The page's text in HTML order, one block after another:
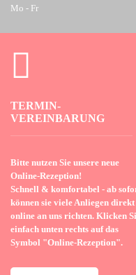
Mo - Fr
TERMIN­
VEREINBARUNG
Bitte nutzen Sie unsere neue
Online-Rezeption!
Schnell & komfortabel - ab
können sie viele Anliegen direkt
online an uns richten. Klicken
einfach unten rechts auf das
Symbol "Online-Rezeption".